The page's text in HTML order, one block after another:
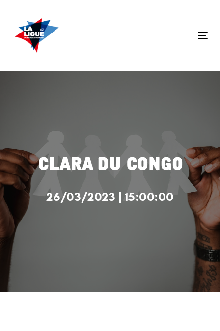
to
primary
navigation
to
Clara du Congo
26/03/2023 | 15:00:00